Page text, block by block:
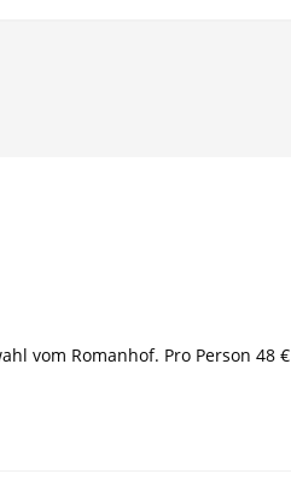
vom Romanhof. Pro Person 48 €